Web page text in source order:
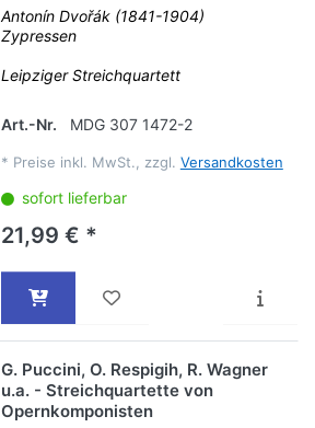
Antonín Dvořák (1841-1904)
Zypressen
Leipziger Streichquartett
Art.-Nr. MDG 307 1472-2
* Preise inkl. MwSt., zzgl. Versandkosten
sofort lieferbar
21,99 € *
G. Puccini, O. Respigih, R. Wagner
u.a. - Streichquartette von
Opernkomponisten